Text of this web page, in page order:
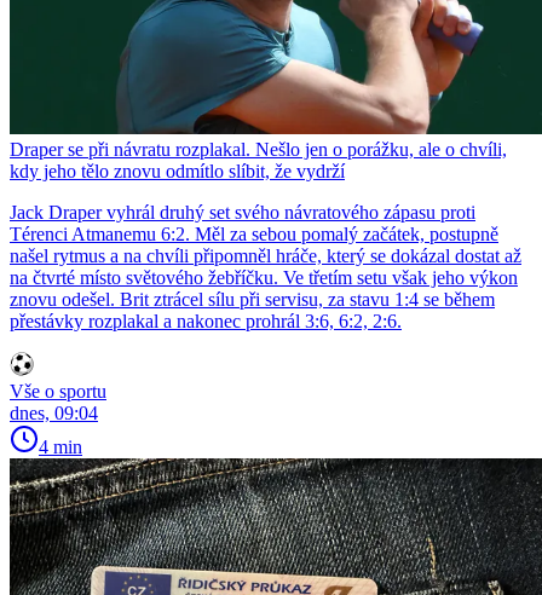
Draper se při návratu rozplakal. Nešlo jen o porážku, ale o chvíli,
kdy jeho tělo znovu odmítlo slíbit, že vydrží
Jack Draper vyhrál druhý set svého návratového zápasu proti
Térenci Atmanemu 6:2. Měl za sebou pomalý začátek, postupně
našel rytmus a na chvíli připomněl hráče, který se dokázal dostat až
na čtvrté místo světového žebříčku. Ve třetím setu však jeho výkon
znovu odešel. Brit ztrácel sílu při servisu, za stavu 1:4 se během
přestávky rozplakal a nakonec prohrál 3:6, 6:2, 2:6.
Vše o sportu
dnes, 09:04
4 min